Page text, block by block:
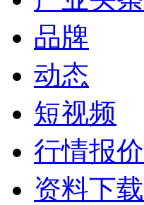
品牌
动态
短视频
行情报价
资料下载